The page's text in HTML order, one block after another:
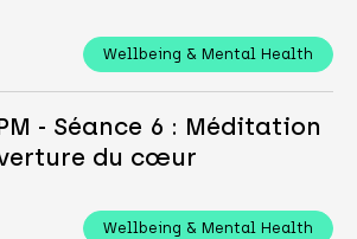
Wellbeing & Mental Health
- Séance 6 : Méditation
du cœur
Wellbeing & Mental Health